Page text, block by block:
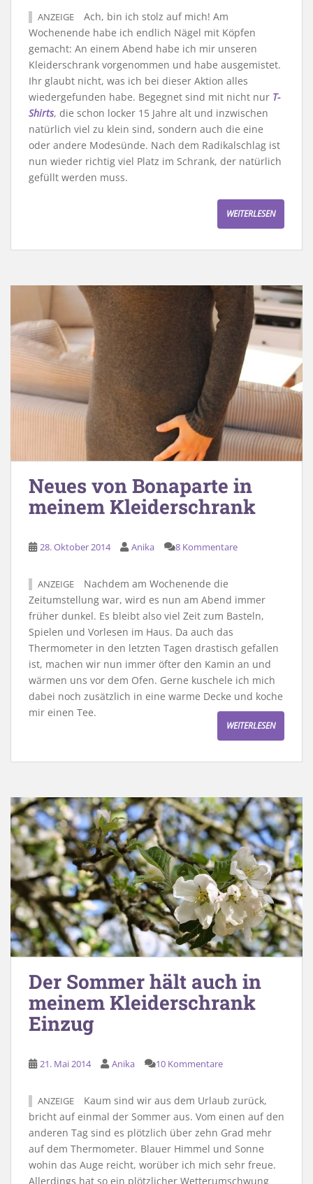
ANZEIGE
Ach, bin ich stolz auf mich! Am
Wochenende habe ich endlich Nägel mit Köpfen
gemacht: An einem Abend habe ich mir unseren
Kleiderschrank vorgenommen und habe ausgemistet.
Ihr glaubt nicht, was ich bei dieser Aktion alles
wiedergefunden habe. Begegnet sind mit nicht nur T-
Shirts, die schon locker 15 Jahre alt und inzwischen
natürlich viel zu klein sind, sondern auch die eine
oder andere Modesünde. Nach dem Radikalschlag ist
nun wieder richtig viel Platz im Schrank, der natürlich
gefüllt werden muss.
WEITERLESEN
Neues von Bonaparte in
meinem Kleiderschrank
28. Oktober 2014 Anika 8 Kommentare
ANZEIGE
Nachdem am Wochenende die
Zeitumstellung war, wird es nun am Abend immer
früher dunkel. Es bleibt also viel Zeit zum Basteln,
Spielen und Vorlesen im Haus. Da auch das
Thermometer in den letzten Tagen drastisch gefallen
ist, machen wir nun immer öfter den Kamin an und
wärmen uns vor dem Ofen. Gerne kuschele ich mich
dabei noch zusätzlich in eine warme Decke und koche
mir einen Tee.
WEITERLESEN
Der Sommer hält auch in
meinem Kleiderschrank
Einzug
21. Mai 2014 Anika 10 Kommentare
ANZEIGE
Kaum sind wir aus dem Urlaub zurück,
bricht auf einmal der Sommer aus. Vom einen auf den
anderen Tag sind es plötzlich über zehn Grad mehr
auf dem Thermometer. Blauer Himmel und Sonne
wohin das Auge reicht, worüber ich mich sehr freue.
Allerdings hat so ein plötzlicher Wetterumschwung